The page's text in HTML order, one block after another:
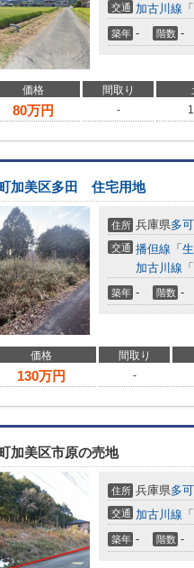
交通 加古川線 「
築年 - 階数 -
価格 間取り
80万円 -
加美区多田 住宅用地
住所 兵庫県多
交通 播但線 「
加古川線 「
築年 - 階数 -
価格 間取り
130万円 -
加美区市原の売地
住所 兵庫県多
交通 加古川線 「
築年 - 階数 -